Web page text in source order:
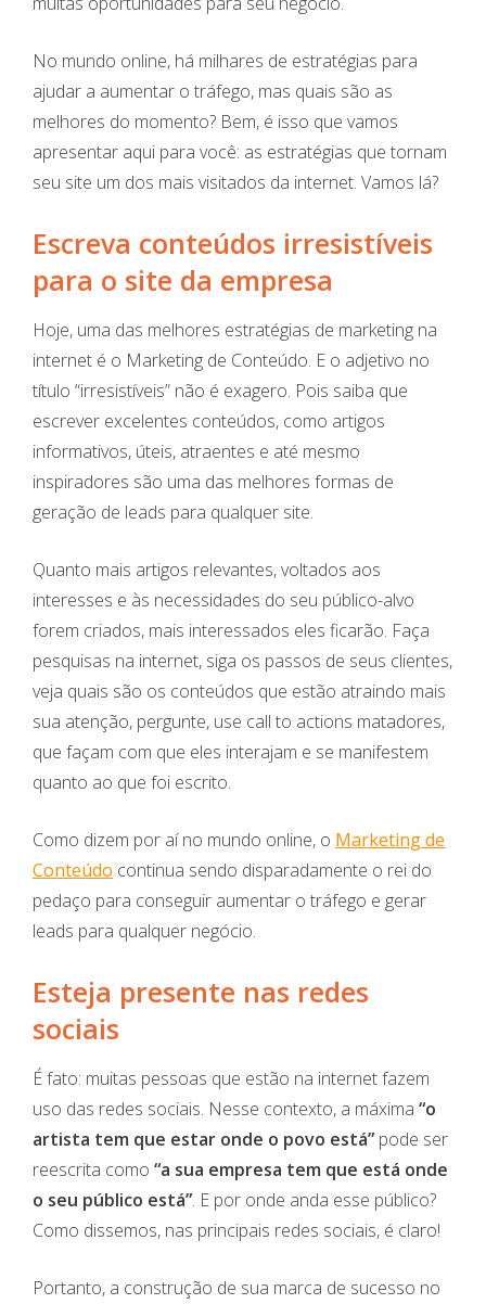
No mundo online, há milhares de estratégias para
ajudar a aumentar o tráfego, mas quais são as
melhores do momento? Bem, é isso que vamos
apresentar aqui para você: as estratégias que tornam
seu site um dos mais visitados da internet. Vamos lá?
Escreva conteúdos irresistíveis
para o site da empresa
Hoje, uma das melhores estratégias de marketing na
internet é o Marketing de Conteúdo. E o adjetivo no
título “irresistíveis” não é exagero. Pois saiba que
escrever excelentes conteúdos, como artigos
informativos, úteis, atraentes e até mesmo
inspiradores são uma das melhores formas de
geração de leads para qualquer site.
Quanto mais artigos relevantes, voltados aos
interesses e às necessidades do seu público-alvo
forem criados, mais interessados eles ficarão. Faça
pesquisas na internet, siga os passos de seus clientes,
veja quais são os conteúdos que estão atraindo mais
sua atenção, pergunte, use call to actions matadores,
que façam com que eles interajam e se manifestem
quanto ao que foi escrito.
Como dizem por aí no mundo online, o Marketing de
Conteúdo continua sendo disparadamente o rei do
pedaço para conseguir aumentar o tráfego e gerar
leads para qualquer negócio.
Esteja presente nas redes
sociais
É fato: muitas pessoas que estão na internet fazem
uso das redes sociais. Nesse contexto, a máxima “o
artista tem que estar onde o povo está” pode ser
reescrita como “a sua empresa tem que está onde
o seu público está”. E por onde anda esse público?
Como dissemos, nas principais redes sociais, é claro!
Portanto, a construção de sua marca de sucesso no